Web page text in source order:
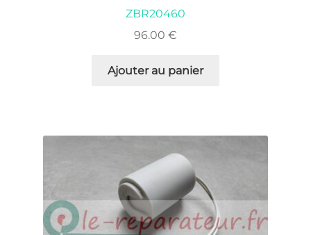
ZBR20460
96.00 €
Ajouter au panier